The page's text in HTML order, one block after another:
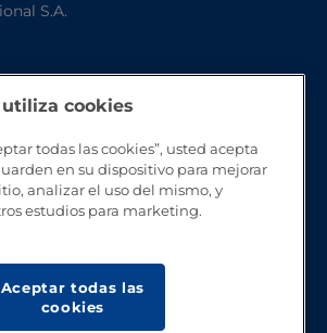
S.A.
cookies
todas las cookies”, usted acepta
en su dispositivo para mejorar
analizar el uso del mismo, y
estudios para marketing.
Aceptar todas las
cookies